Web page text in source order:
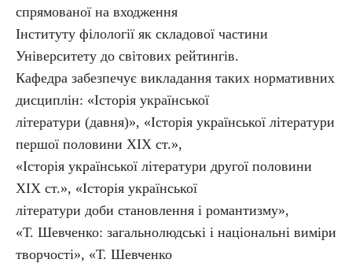
спрямованої на входження
Інституту філології як складової частини
Університету до світових рейтингів.
Кафедра забезпечує викладання таких нормативних
дисциплін: «Історія української
літератури (давня)», «Історія української літератури
першої половини ХІХ ст.»,
«Історія української літератури другої половини
ХІХ ст.», «Історія української
літератури доби становлення і романтизму»,
«Т. Шевченко: загальнолюдські і національні виміри
творчості», «Т. Шевченко